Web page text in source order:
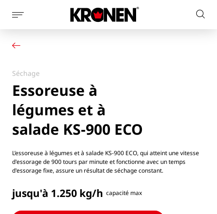
Afficher
la
navigation
latérale
Nos solutions
Actualités
L’entreprise
Contact
Séchage
Essoreuse à
légumes et à
salade KS-900 ECO
L’essoreuse à légumes et à salade KS-900 ECO, qui atteint une vitesse
d'essorage de 900 tours par minute et fonctionne avec un temps
d'essorage fixe, assure un résultat de séchage constant.
jusqu'à 1.250 kg/h capacité max